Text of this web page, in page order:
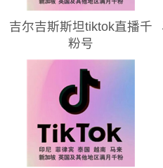
吉尔吉斯斯坦tiktok直播千
粉号